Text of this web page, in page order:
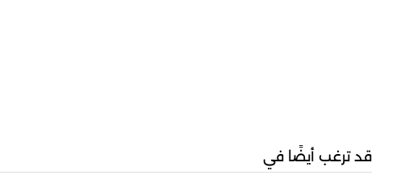
قد ترغب أيضًا في